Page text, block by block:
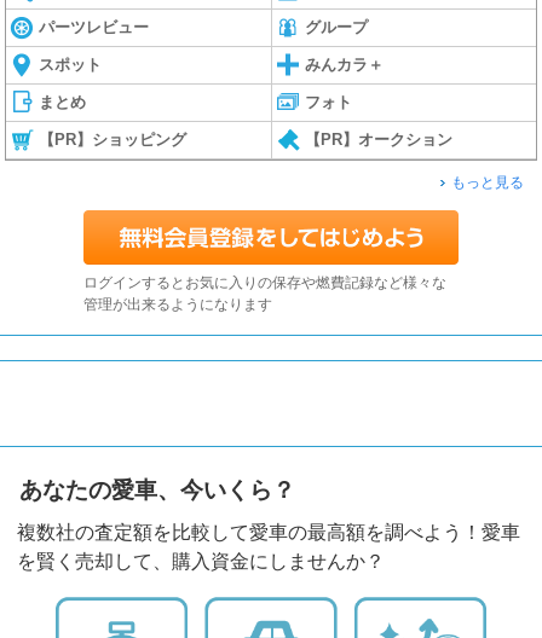
パーツレビュー グループ
スポット みんカラ＋
まとめ フォト
【PR】ショッピング 【PR】オークション
もっと見る
ログインするとお気に入りの保存や燃費記録など様々な
管理が出来るようになります
あなたの愛車、今いくら？
複数社の査定額を比較して愛車の最高額を調べよう！愛車
を賢く売却して、購入資金にしませんか？